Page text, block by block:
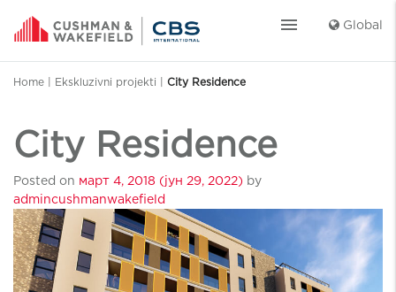
menu Global
Home Ekskluzivni projekti City Residence
City Residence
Posted on март 4, 2018 (јун 29, 2022) by
admincushmanwakefield